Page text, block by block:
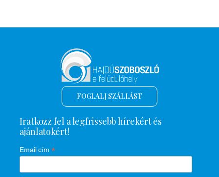
FOGLALJ SZÁLLÁST
Iratkozz fel a legfrissebb hírekért és
ajánlatokért!
Email cím *